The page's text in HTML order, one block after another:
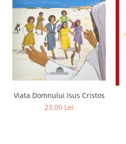
Viata Domnului Isus Cristos
23,00 Lei